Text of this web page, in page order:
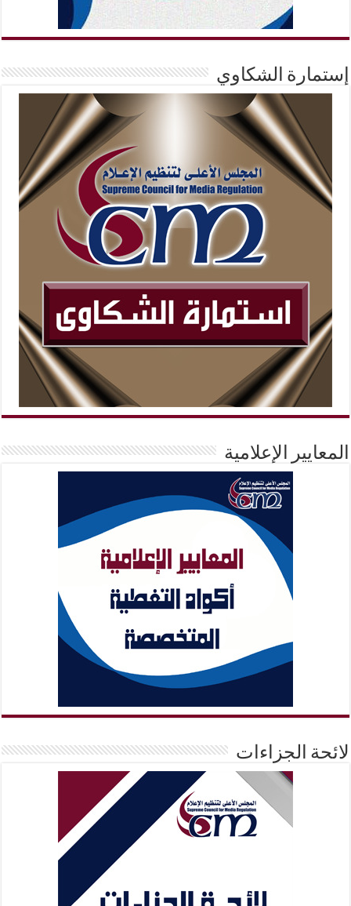
إستمارة الشكاوي
المعايير الإعلامية
لائحة الجزاءات